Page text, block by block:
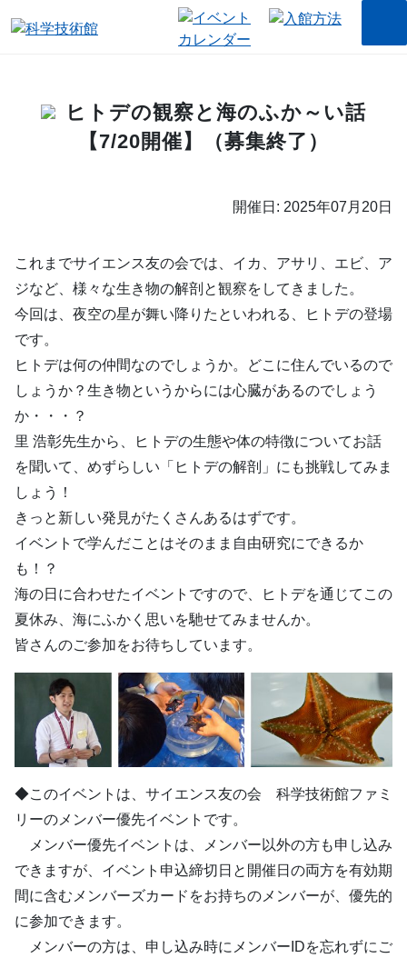
ヒトデの観察と海のふか～い話
【7/20開催】（募集終了）
開催日: 2025年07月20日
これまでサイエンス友の会では、イカ、アサリ、エビ、ア
ジなど、様々な生き物の解剖と観察をしてきました。
今回は、夜空の星が舞い降りたといわれる、ヒトデの登場
です。
ヒトデは何の仲間なのでしょうか。どこに住んでいるので
しょうか？生き物というからには心臓があるのでしょう
か・・・？
里 浩彰先生から、ヒトデの生態や体の特徴についてお話
を聞いて、めずらしい「ヒトデの解剖」にも挑戦してみま
しょう！
きっと新しい発見がたくさんあるはずです。
イベントで学んだことはそのまま自由研究にできるか
も！？
海の日に合わせたイベントですので、ヒトデを通じてこの
夏休み、海にふかく思いを馳せてみませんか。
皆さんのご参加をお待ちしています。
◆このイベントは、サイエンス友の会 科学技術館ファミ
リーのメンバー優先イベントです。
メンバー優先イベントは、メンバー以外の方も申し込み
できますが、イベント申込締切日と開催日の両方を有効期
間に含むメンバーズカードをお持ちのメンバーが、優先的
に参加できます。
メンバーの方は、申し込み時にメンバーIDを忘れずにご